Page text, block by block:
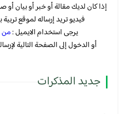
إذا كان لديك مقالة أو خبر أو بيان أو
فيديو تريد إرساله لموقع
يرجى استخدام الايميل :من
أو الدخول إلى الصفحة التالية
جديد المذكرات